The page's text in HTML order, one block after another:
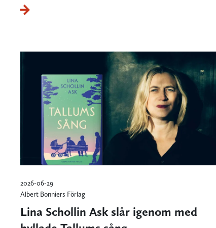
2026-06-29
Albert Bonniers Förlag
Lina Schollin Ask slår igenom med